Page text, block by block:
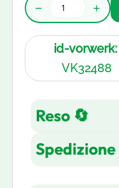
− +
id-vorwerk:
VK32488
Reso 🔄
Reso gratuito
Spedizione